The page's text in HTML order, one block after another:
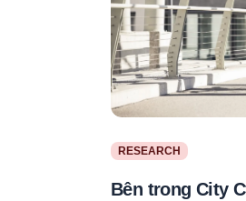
RESEARCH
Bên trong City